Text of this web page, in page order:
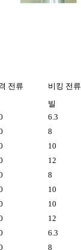
전류 비킹 전류
빌
6.3
8
10
12
8
10
10
12
6.3
8